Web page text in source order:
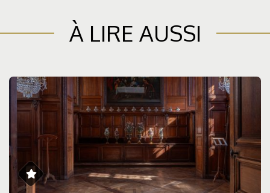
À LIRE AUSSI